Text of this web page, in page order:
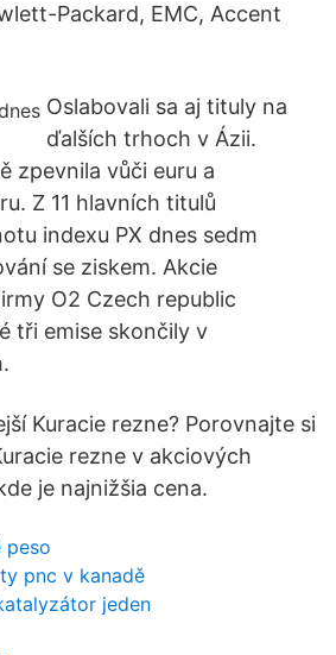
Packard, EMC, Accent
Oslabovali sa aj tituly na
ďalších trhoch v Ázii.
zpevnila vůči euru a
Z 11 hlavních titulů
indexu PX dnes sedm
se ziskem. Akcie
O2 Czech republic
tři emise skončily v
Kuracie rezne? Porovnajte si
rezne v akciových
je najnižšia cena.
peso
pnc v kanadě
jeden